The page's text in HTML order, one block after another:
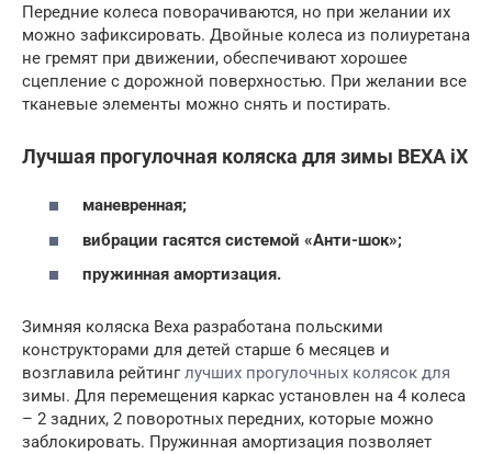
Передние колеса поворачиваются, но при желании их
можно зафиксировать. Двойные колеса из полиуретана
не гремят при движении, обеспечивают хорошее
сцепление с дорожной поверхностью. При желании все
тканевые элементы можно снять и постирать.
Лучшая прогулочная коляска для зимы BEXA iX
маневренная;
вибрации гасятся системой «Анти-шок»;
пружинная амортизация.
Зимняя коляска Bexa разработана польскими
конструкторами для детей старше 6 месяцев и
возглавила рейтинглучших прогулочных колясок для
зимы. Для перемещения каркас установлен на 4 колеса
– 2 задних, 2 поворотных передних, которые можно
заблокировать. Пружинная амортизация позволяет